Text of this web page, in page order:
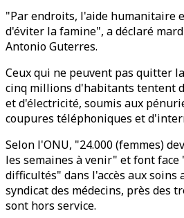
"Par endroits, l'aide humanitaire
d'éviter la famine", a déclaré
Antonio Guterres.
Ceux qui ne peuvent pas quitter
cinq millions d'habitants tentent
et d'électricité, soumis aux
coupures téléphoniques et
Selon l'ONU, "24.000 (femmes)
les semaines à venir" et font face
difficultés" dans l'accès aux soins
syndicat des médecins, près des
sont hors service.